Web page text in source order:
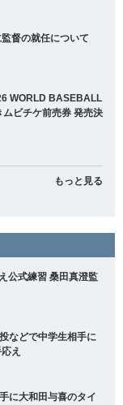
督の就任について
WORLD BASEBALL
ビチケ前売券 発売決
もっと見る
公式練習 桑田真澄監
などで中学生相手に
え
に大和田与喜のタイ